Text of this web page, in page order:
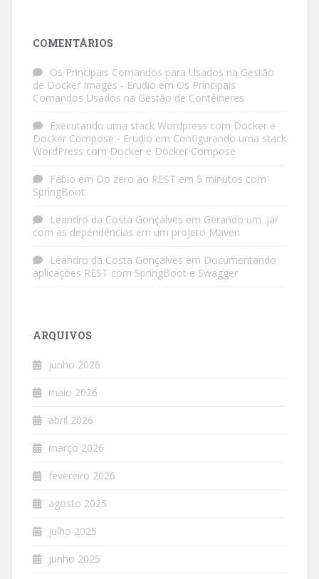
COMENTÁRIOS
Os Principais Comandos para Usados na Gestão
de Docker Images - Erudio em Os Principais
Comandos Usados na Gestão de Contêineres
Executando uma stack Wordpress com Docker e
Docker Compose - Erudio em Configurando uma stack
WordPress com Docker e Docker Compose
Fábio em Do zero ao REST em 5 minutos com
SpringBoot
Leandro da Costa Gonçalves em Gerando um .jar
com as dependências em um projeto Maven
Leandro da Costa Gonçalves em Documentando
aplicações REST com SpringBoot e Swagger
ARQUIVOS
junho 2026
maio 2026
abril 2026
março 2026
fevereiro 2026
agosto 2025
julho 2025
junho 2025